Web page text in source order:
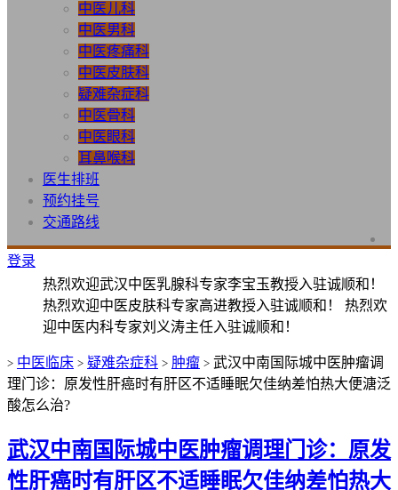
中医儿科
中医男科
中医疼痛科
中医皮肤科
疑难杂症科
中医骨科
中医眼科
耳鼻喉科
医生排班
预约挂号
交通路线
登录
热烈欢迎武汉中医乳腺科专家李宝玉教授入驻诚顺和！
热烈欢迎中医皮肤科专家高进教授入驻诚顺和！ 热烈欢
迎中医内科专家刘义涛主任入驻诚顺和！
> 中医临床 > 疑难杂症科 > 肿瘤 > 武汉中南国际城中医肿瘤调
理门诊：原发性肝癌时有肝区不适睡眠欠佳纳差怕热大便溏泛
酸怎么治?
武汉中南国际城中医肿瘤调理门诊：原发
性肝癌时有肝区不适睡眠欠佳纳差怕热大